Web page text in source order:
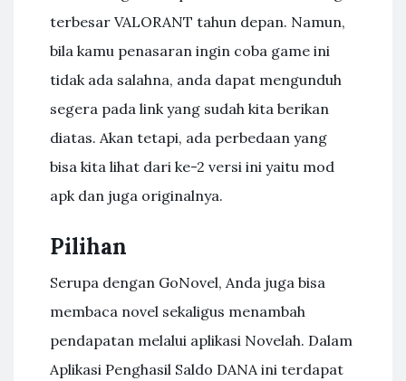
terbesar VALORANT tahun depan. Namun,
bila kamu penasaran ingin coba game ini
tidak ada salahna, anda dapat mengunduh
segera pada link yang sudah kita berikan
diatas. Akan tetapi, ada perbedaan yang
bisa kita lihat dari ke-2 versi ini yaitu mod
apk dan juga originalnya.
Pilihan
Serupa dengan GoNovel, Anda juga bisa
membaca novel sekaligus menambah
pendapatan melalui aplikasi Novelah. Dalam
Aplikasi Penghasil Saldo DANA ini terdapat